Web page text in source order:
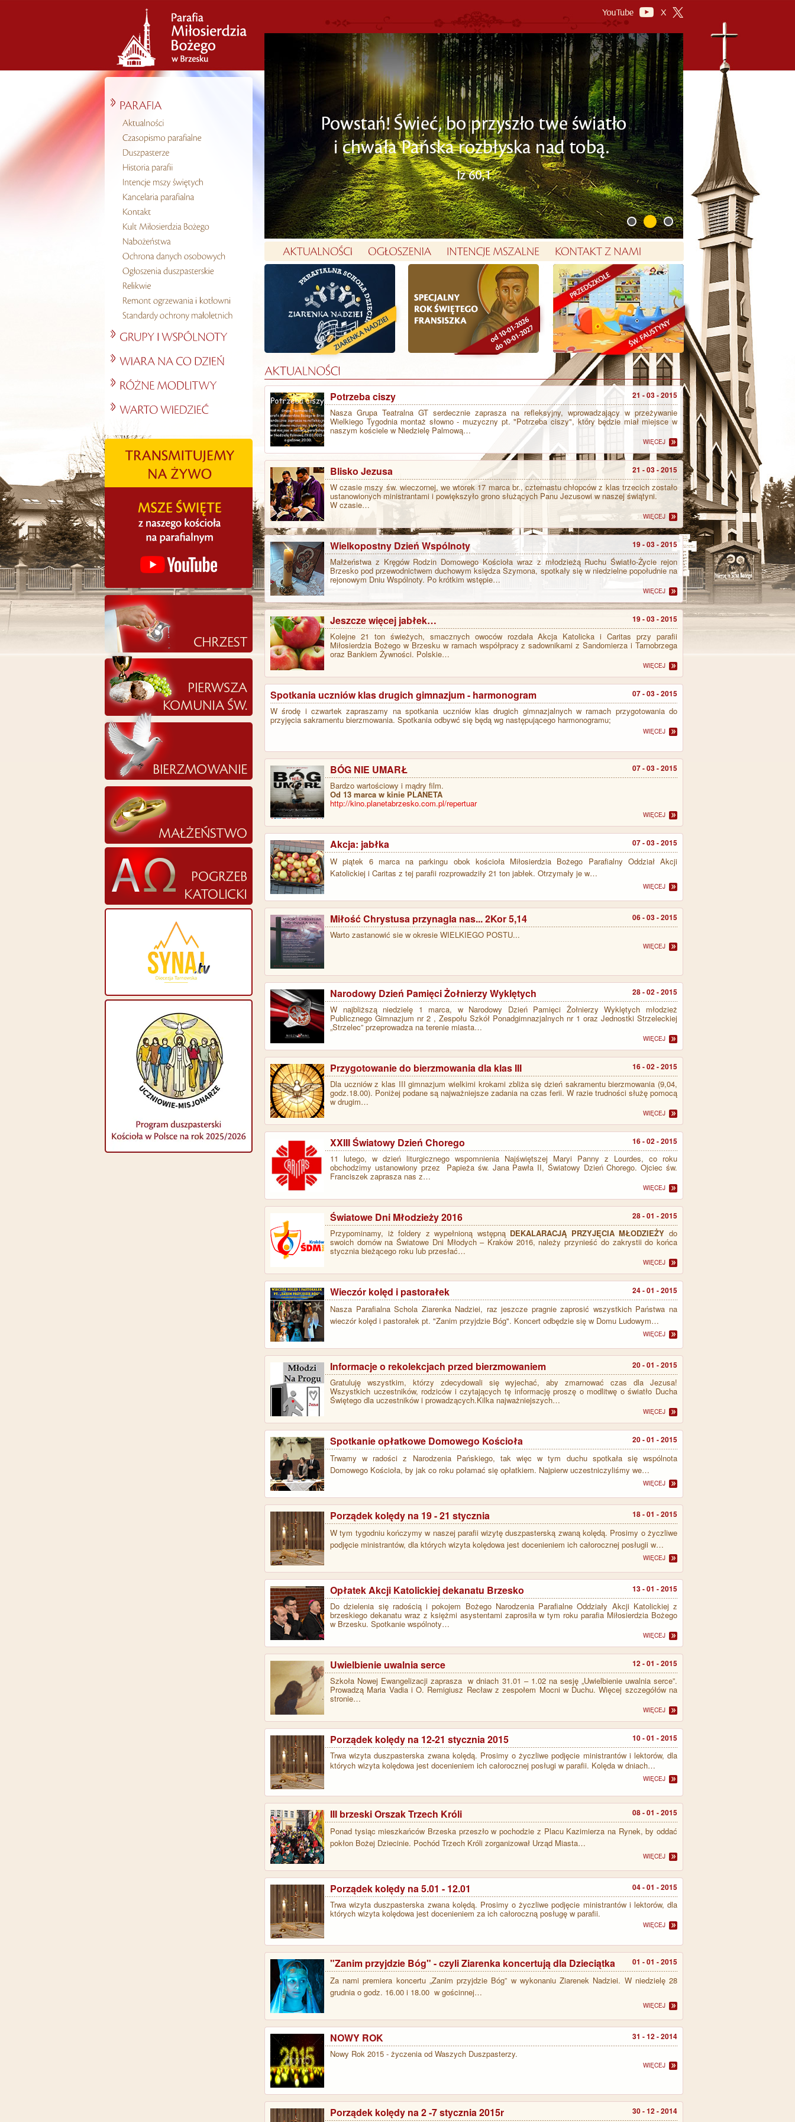
Potrzeba ciszy 21 - 03 - 2015
Nasza Grupa Teatralna GT serdecznie zaprasza na refleksyjny, wprowadzający w przeżywanie
Wielkiego Tygodnia montaż słowno - muzyczny pt. "Potrzeba ciszy", który będzie miał miejsce w
naszym kościele w Niedzielę Palmową…
WIĘCEJ
Blisko Jezusa 21 - 03 - 2015
W czasie mszy św. wieczornej, we wtorek 17 marca br., czternastu chłopców z klas trzecich zostało
ustanowionych ministrantami i powiększyło grono służących Panu Jezusowi w naszej świątyni.
W czasie…
WIĘCEJ
Wielkopostny Dzień Wspólnoty 19 - 03 - 2015
Małżeństwa z Kręgów Rodzin Domowego Kościoła wraz z młodzieżą Ruchu Światło-Życie rejon
Brzesko pod przewodnictwem duchowym księdza Szymona, spotkały się w niedzielne popołudnie na
rejonowym Dniu Wspólnoty. Po krótkim wstępie…
WIĘCEJ
Jeszcze więcej jabłek… 19 - 03 - 2015
Kolejne 21 ton świeżych, smacznych owoców rozdała Akcja Katolicka i Caritas przy parafii
Miłosierdzia Bożego w Brzesku w ramach współpracy z sadownikami z Sandomierza i Tarnobrzega
oraz Bankiem Żywności. Polskie…
WIĘCEJ
Spotkania uczniów klas drugich gimnazjum - harmonogram 07 - 03 - 2015
W środę i czwartek zapraszamy na spotkania uczniów klas drugich gimnazjalnych w ramach przygotowania do
przyjęcia sakramentu bierzmowania. Spotkania odbywć się będą wg następującego harmonogramu;
WIĘCEJ
BÓG NIE UMARŁ 07 - 03 - 2015
Bardzo wartościowy i mądry film.
Od 13 marca w kinie PLANETA
http://kino.planetabrzesko.com.pl/repertuar
WIĘCEJ
Akcja: jabłka 07 - 03 - 2015
W piątek 6 marca na parkingu obok kościoła Miłosierdzia Bożego Parafialny Oddział Akcji
Katolickiej i Caritas z tej parafii rozprowadziły 21 ton jabłek. Otrzymały je w…
WIĘCEJ
Miłość Chrystusa przynagla nas... 2Kor 5,14 06 - 03 - 2015
Warto zastanowić sie w okresie WIELKIEGO POSTU...
WIĘCEJ
Narodowy Dzień Pamięci Żołnierzy Wyklętych 28 - 02 - 2015
W najbliższą niedzielę 1 marca, w Narodowy Dzień Pamięci Żołnierzy Wyklętych młodzież
Publicznego Gimnazjum nr 2 , Zespołu Szkół Ponadgimnazjalnych nr 1 oraz Jednostki Strzeleckiej
„Strzelec” przeprowadza na terenie miasta…
WIĘCEJ
Przygotowanie do bierzmowania dla klas III 16 - 02 - 2015
Dla uczniów z klas III gimnazjum wielkimi krokami zbliża się dzień sakramentu bierzmowania (9,04,
godz.18.00). Poniżej podane są najważniejsze zadania na czas ferii. W razie trudności służę pomocą
w drugim…
WIĘCEJ
​XXIII Światowy Dzień Chorego 16 - 02 - 2015
11 lutego, w dzień liturgicznego wspomnienia Najświętszej Maryi Panny z Lourdes, co roku
obchodzimy ustanowiony przez Papieża św. Jana Pawła II, Światowy Dzień Chorego. Ojciec św.
Franciszek zaprasza nas z…
WIĘCEJ
Światowe Dni Młodzieży 2016 28 - 01 - 2015
Przypominamy, iż foldery z wypełnioną wstępną DEKALARACJĄ PRZYJĘCIA MŁODZIEŻY do
swoich domów na Światowe Dni Młodych – Kraków 2016, należy przynieść do zakrystii do końca
stycznia bieżącego roku lub przesłać…
WIĘCEJ
Wieczór kolęd i pastorałek 24 - 01 - 2015
Nasza Parafialna Schola Ziarenka Nadziei, raz jeszcze pragnie zaprosić wszystkich Państwa na
wieczór kolęd i pastorałek pt. "Zanim przyjdzie Bóg". Koncert odbędzie się w Domu Ludowym…
WIĘCEJ
Informacje o rekolekcjach przed bierzmowaniem 20 - 01 - 2015
Gratuluję wszystkim, którzy zdecydowali się wyjechać, aby zmarnować czas dla Jezusa!
Wszystkich uczestników, rodziców i czytających tę informację proszę o modlitwę o światło Ducha
Świętego dla uczestników i prowadzących.Kilka najważniejszych…
WIĘCEJ
Spotkanie opłatkowe Domowego Kościoła 20 - 01 - 2015
Trwamy w radości z Narodzenia Pańskiego, tak więc w tym duchu spotkała się wspólnota
Domowego Kościoła, by jak co roku połamać się opłatkiem. Najpierw uczestniczyliśmy we…
WIĘCEJ
Porządek kolędy na 19 - 21 stycznia 18 - 01 - 2015
W tym tygodniu kończymy w naszej parafii wizytę duszpasterską zwaną kolędą. Prosimy o życzliwe
podjęcie ministrantów, dla których wizyta kolędowa jest docenieniem ich całorocznej posługii w…
WIĘCEJ
Opłatek Akcji Katolickiej dekanatu Brzesko 13 - 01 - 2015
Do dzielenia się radością i pokojem Bożego Narodzenia Parafialne Oddziały Akcji Katolickiej z
brzeskiego dekanatu wraz z księżmi asystentami zaprosiła w tym roku parafia Miłosierdzia Bożego
w Brzesku. Spotkanie wspólnoty…
WIĘCEJ
Uwielbienie uwalnia serce 12 - 01 - 2015
Szkoła Nowej Ewangelizacji zaprasza w dniach 31.01 – 1.02 na sesję „Uwielbienie uwalnia serce”.
Prowadzą Maria Vadia i O. Remigiusz Recław z zespołem Mocni w Duchu. Więcej szczegółów na
stronie…
WIĘCEJ
Porządek kolędy na 12-21 stycznia 2015 10 - 01 - 2015
Trwa wizyta duszpasterska zwana kolędą. Prosimy o życzliwe podjęcie ministrantów i lektorów, dla
których wizyta kolędowa jest docenieniem ich całorocznej posługi w parafii. Kolęda w dniach…
WIĘCEJ
III brzeski Orszak Trzech Króli 08 - 01 - 2015
Ponad tysiąc mieszkańców Brzeska przeszło w pochodzie z Placu Kazimierza na Rynek, by oddać
pokłon Bożej Dziecinie. Pochód Trzech Króli zorganizował Urząd Miasta…
WIĘCEJ
Porządek kolędy na 5.01 - 12.01 04 - 01 - 2015
Trwa wizyta duszpasterska zwana kolędą. Prosimy o życzliwe podjęcie ministrantów i lektorów, dla
których wizyta kolędowa jest docenieniem za ich całoroczną posługę w parafii.
WIĘCEJ
"Zanim przyjdzie Bóg" - czyli Ziarenka koncertują dla Dzieciątka 01 - 01 - 2015
Za nami premiera koncertu „Zanim przyjdzie Bóg” w wykonaniu Ziarenek Nadziei. W niedzielę 28
grudnia o godz. 16.00 i 18.00 w gościnnej…
WIĘCEJ
NOWY ROK 31 - 12 - 2014
Nowy Rok 2015 - życzenia od Waszych Duszpasterzy.
WIĘCEJ
Porządek kolędy na 2 -7 stycznia 2015r 30 - 12 - 2014